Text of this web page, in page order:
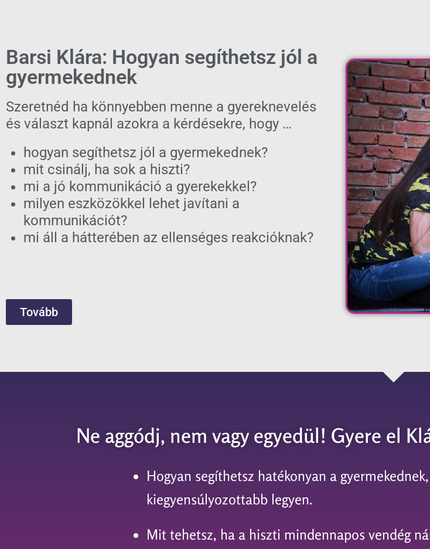
Barsi Klára: Hogyan segíthetsz jól a
gyermekednek
Szeretnéd ha könnyebben menne a gyereknevelés
és választ kapnál azokra a kérdésekre, hogy …
hogyan segíthetsz jól a gyermekednek?
mit csinálj, ha sok a hiszti?
mi a jó kommunikáció a gyerekekkel?
milyen eszközökkel lehet javítani a
kommunikációt?
mi áll a hátterében az ellenséges reakcióknak?
Tovább
Ne aggódj, nem vagy egyedül! Gyere el
Hogyan segíthetsz hatékonyan a
kiegyensúlyozottabb legyen.
Mit tehetsz, ha a hiszti mindennapos vendég